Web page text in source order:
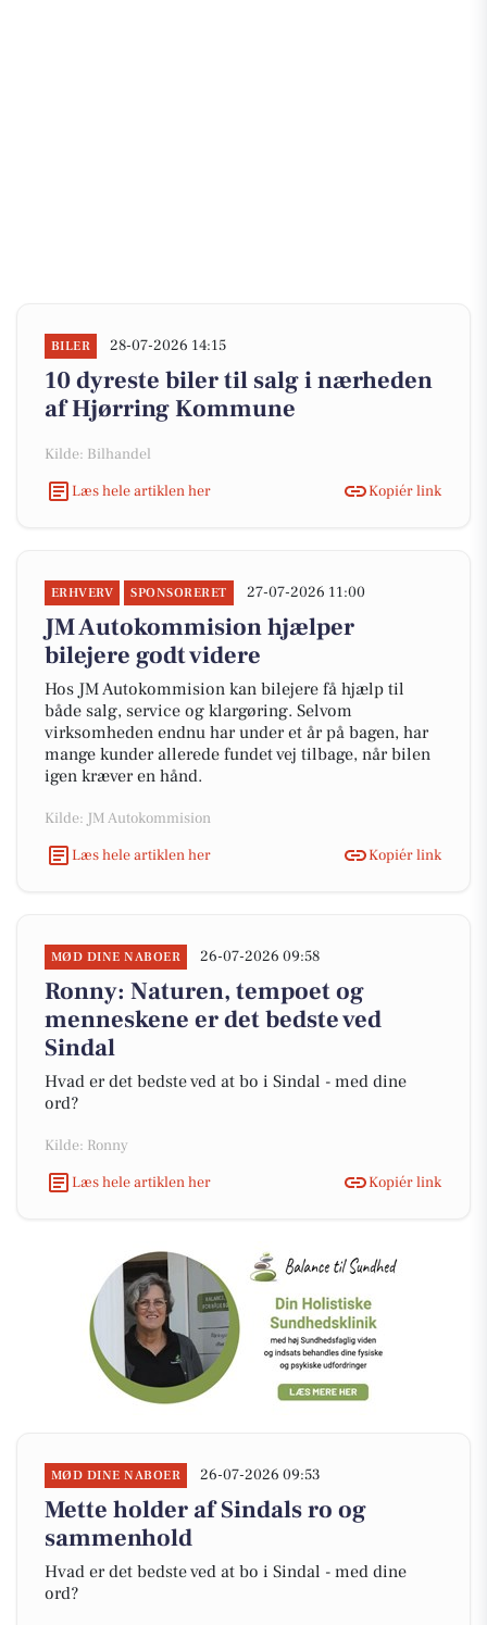
BILER 28-07-2026 14:15
10 dyreste biler til salg i nærheden
af Hjørring Kommune
Kilde: Bilhandel
Læs hele artiklen her
Kopiér link
ERHVERV SPONSORERET 27-07-2026 11:00
JM Autokommision hjælper
bilejere godt videre
Hos JM Autokommision kan bilejere få hjælp til
både salg, service og klargøring. Selvom
virksomheden endnu har under et år på bagen, har
mange kunder allerede fundet vej tilbage, når bilen
igen kræver en hånd.
Kilde: JM Autokommision
Læs hele artiklen her
Kopiér link
MØD DINE NABOER 26-07-2026 09:58
Ronny: Naturen, tempoet og
menneskene er det bedste ved
Sindal
Hvad er det bedste ved at bo i Sindal - med dine
ord?
Kilde: Ronny
Læs hele artiklen her
Kopiér link
MØD DINE NABOER 26-07-2026 09:53
Mette holder af Sindals ro og
sammenhold
Hvad er det bedste ved at bo i Sindal - med dine
ord?